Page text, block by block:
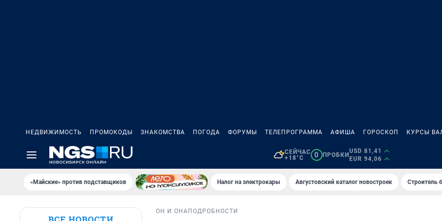
НЕДВИЖИМОСТЬ ПРОМОКОДЫ ЗНАКОМСТВА ПОГОДА ФОРУМЫ ТЕЛЕПРОГРАММА АФИША ГОРОСКОП КУРСЫ
СЕЙЧАС
+18°C
0 ПРОБКИ
USD 81,41
EUR 94,06
«Майские» против подставщиков Налог на электрокары Августовский каталог новостроек Строитель
ОН И ОНА ПОДРОБНОСТИ